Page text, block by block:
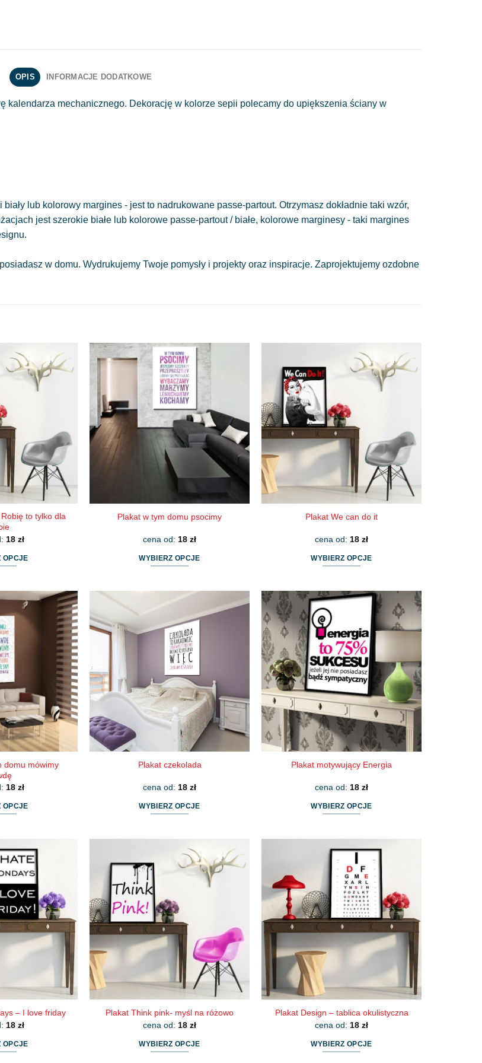
OPIS INFORMACJE DODATKOWE
kalendarza mechanicznego. Dekorację w kolorze sepii polecamy do upiększenia ściany w
lub kolorowy margines - jest to nadrukowane passe-partout. Otrzymasz dokładnie taki wzór,
jest szerokie białe lub kolorowe passe-partout / białe, kolorowe marginesy - taki margines
w domu. Wydrukujemy Twoje pomysły i projekty oraz inspiracje. Zaprojektujemy ozdobne
to tylko dla
18 zł
OPCJE
stronie
Plakat w tym domu psocimy
cena od: 18 zł
WYBIERZ OPCJE
wariantów.
Opcje
można
wybrać
na
stronie
produktu
Plakat We can do it
cena od: 18 zł
WYBIERZ OPCJE
ma
wariantów.
Opcje
można
wybrać
na
stronie
produktu
domu mówimy
18 zł
OPCJE
wiele
Opcje
stronie
Plakat czekolada
cena od: 18 zł
WYBIERZ OPCJE
wiele
wariantów.
można
wybrać
stronie
produktu
Plakat motywujący Energia
cena od: 18 zł
WYBIERZ OPCJE
ma
wiele
wariantów.
Opcje
można
wybrać
na
stronie
produktu
– I love friday
18 zł
OPCJE
Plakat Think pink- myśl na różowo
cena od: 18 zł
WYBIERZ OPCJE
Plakat Design – tablica okulistyczna
cena od: 18 zł
WYBIERZ OPCJE